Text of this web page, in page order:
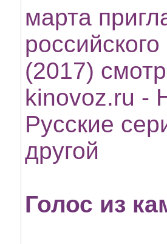
марта
(2017)
kinovoz.ru -
Русские
другой
Голос из